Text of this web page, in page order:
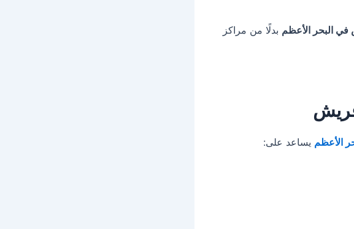
البحر الأعظم بدلًا من مراكز
فريش
الأعظم يساعد على: